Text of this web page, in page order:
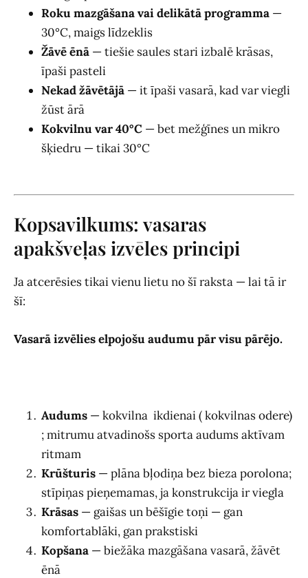
Roku mazgāšana vai delikātā programma —
30°C, maigs līdzeklis
Žāvē ēnā — tiešie saules stari izbalē krāsas,
īpaši pasteli
Nekad žāvētājā — it īpaši vasarā, kad var viegli
žūst ārā
Kokvilnu var 40°C — bet mežģīnes un mikro
šķiedru — tikai 30°C
Kopsavilkums: vasaras
apakšveļas izvēles principi
Ja atcerēsies tikai vienu lietu no šī raksta — lai tā ir
šī:
Vasarā izvēlies elpojošu audumu pār visu pārējo.
Audums — kokvilna ikdienai ( kokvilnas odere)
; mitrumu atvadinošs sporta audums aktīvam
ritmam
Krūšturis — plāna bļodiņa bez bieza porolona;
stīpiņas pieņemamas, ja konstrukcija ir viegla
Krāsas — gaišas un bēšīgie toņi — gan
komfortablāki, gan prakstiski
Kopšana — biežāka mazgāšana vasarā, žāvēt
ēnā